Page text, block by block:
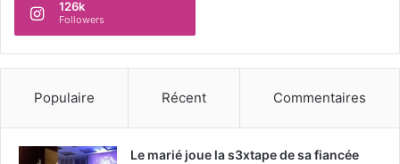
126k
Followers
Populaire Récent Commentaires
Le marié joue la s3xtape de sa fiancée